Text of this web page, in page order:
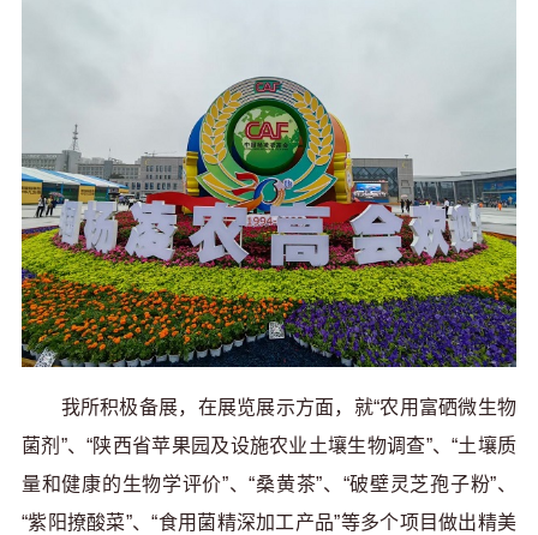
我所积极备展，在展览展示方面，就“农用富硒微生物
菌剂”、“陕西省苹果园及设施农业土壤生物调查”、“土壤质
量和健康的生物学评价”、“桑黄茶”、“破壁灵芝孢子粉”、
“紫阳撩酸菜”、“食用菌精深加工产品”等多个项目做出精美